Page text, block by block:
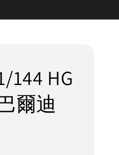
144 HG
爾迪